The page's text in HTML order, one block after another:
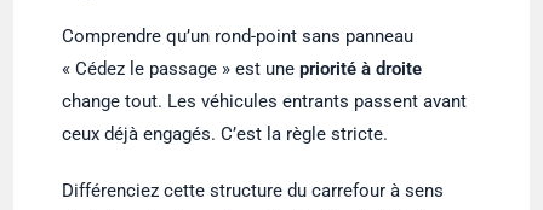
Comprendre qu’un rond-point sans panneau
« Cédez le passage » est unepriorité à droite
change tout. Les véhicules entrants passent avant
ceux déjà engagés. C’est la règle stricte.
Différenciez cette structure du carrefour à sens